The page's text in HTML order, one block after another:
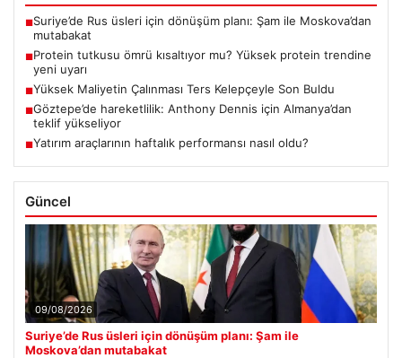
■Suriye’de Rus üsleri için dönüşüm planı: Şam ile Moskova’dan
mutabakat
■Protein tutkusu ömrü kısaltıyor mu? Yüksek protein trendine
yeni uyarı
■Yüksek Maliyetin Çalınması Ters Kelepçeyle Son Buldu
■Göztepe’de hareketlilik: Anthony Dennis için Almanya’dan
teklif yükseliyor
■Yatırım araçlarının haftalık performansı nasıl oldu?
Güncel
09/08/2026
Suriye’de Rus üsleri için dönüşüm planı: Şam ile
Moskova’dan mutabakat